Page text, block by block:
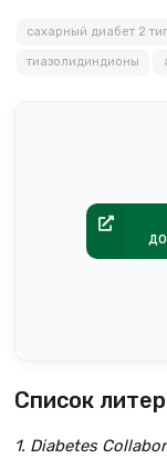
сахарный диабет 2
тиазолидиндионы
Список
1. Diabetes